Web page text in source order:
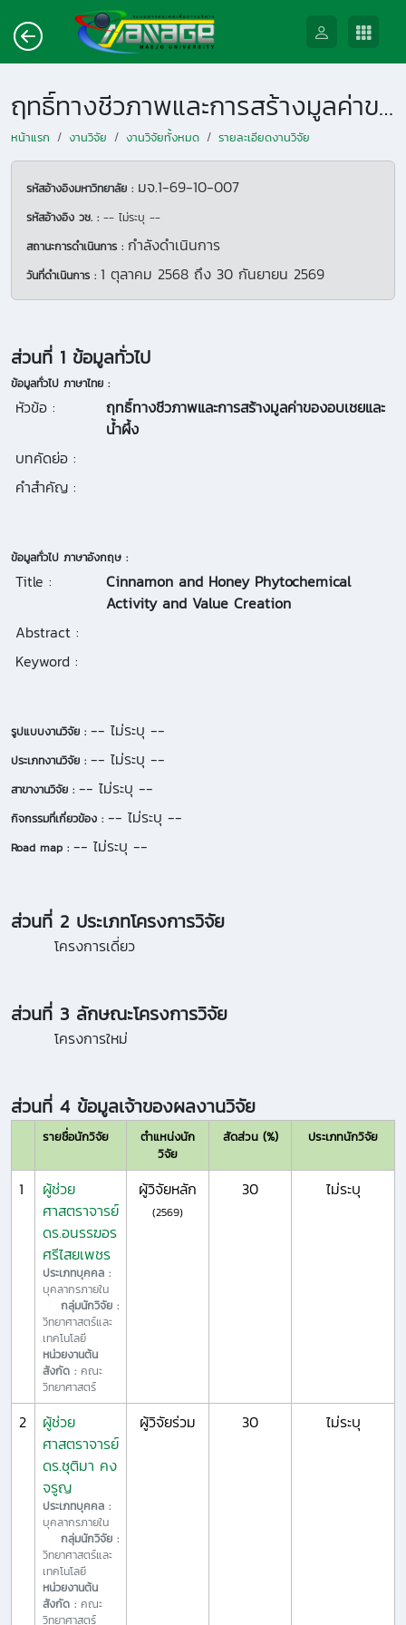
ฤทธิ์ทางชีวภาพและการสร้างมูลค่าของอบเชยและน้ำผึ้ง
หน้าแรก งานวิจัย งานวิจัยทั้งหมด รายละเอียดงานวิจัย
รหัสอ้างอิงมหาวิทยาลัย : มจ.1-69-10-007
รหัสอ้างอิง วช. : -- ไม่ระบุ --
สถานะการดำเนินการ : กำลังดำเนินการ
วันที่ดำเนินการ : 1 ตุลาคม 2568 ถึง 30 กันยายน 2569
ส่วนที่ 1 ข้อมูลทั่วไป
ข้อมูลทั่วไป ภาษาไทย :
หัวข้อ :
ฤทธิ์ทางชีวภาพและการสร้างมูลค่าของอบเชยและ
น้ำผึ้ง
บทคัดย่อ :
คำสำคัญ :
ข้อมูลทั่วไป ภาษาอังกฤษ :
Title :
Cinnamon and Honey Phytochemical
Activity and Value Creation
Abstract :
Keyword :
รูปแบบงานวิจัย : -- ไม่ระบุ --
ประเภทงานวิจัย : -- ไม่ระบุ --
สาขางานวิจัย : -- ไม่ระบุ --
กิจกรรมที่เกี่ยวข้อง : -- ไม่ระบุ --
Road map : -- ไม่ระบุ --
ส่วนที่ 2 ประเภทโครงการวิจัย
โครงการเดี่ยว
ส่วนที่ 3 ลักษณะโครงการวิจัย
โครงการใหม่
ส่วนที่ 4 ข้อมูลเจ้าของผลงานวิจัย
รายชื่อนักวิจัย
ตำแหน่งนัก
วิจัย
สัดส่วน (%) ประเภทนักวิจัย
1
ผู้ช่วย
ศาสตราจารย์
ดร.อนรรฆอร
ศรีไสยเพชร
ประเภทบุคคล :
บุคลากรภายใน
กลุ่มนักวิจัย :
วิทยาศาสตร์และ
เทคโนโลยี
หน่วยงานต้น
สังกัด : คณะ
วิทยาศาสตร์
ผู้วิจัยหลัก
(2569)
30 ไม่ระบุ
2
ผู้ช่วย
ศาสตราจารย์
ดร.ชุติมา คง
จรูญ
ประเภทบุคคล :
บุคลากรภายใน
กลุ่มนักวิจัย :
วิทยาศาสตร์และ
เทคโนโลยี
หน่วยงานต้น
สังกัด : คณะ
วิทยาศาสตร์
ผู้วิจัยร่วม 30 ไม่ระบุ